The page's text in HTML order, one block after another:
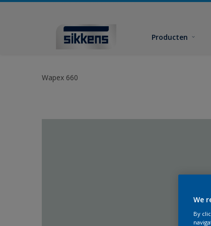
Producten
Wapex 660
We
By